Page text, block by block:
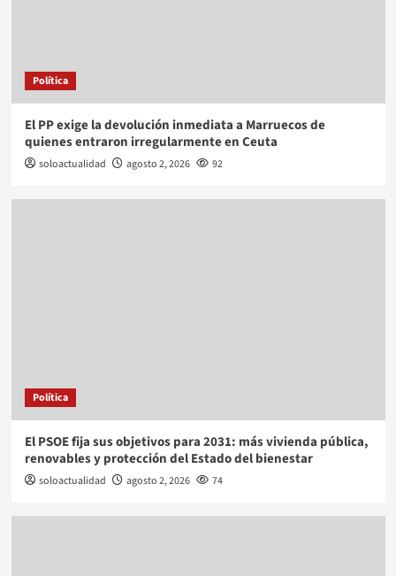
Política
El PP exige la devolución inmediata a Marruecos de
quienes entraron irregularmente en Ceuta
soloactualidad agosto 2, 2026 92
Política
El PSOE fija sus objetivos para 2031: más vivienda pública,
renovables y protección del Estado del bienestar
soloactualidad agosto 2, 2026 74